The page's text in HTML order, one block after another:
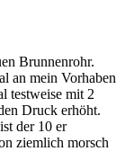
Brunnenrohr.
an mein Vorhaben
testweise mit 2
Druck erhöht.
der 10 er
ziemlich morsch